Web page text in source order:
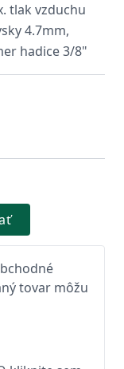
tlak vzduchu
4.7mm,
hadice 3/8"
tovar môžu